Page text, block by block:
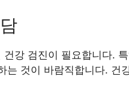
강 검진이 필요합니다.
는 것이 바람직합니다. 건